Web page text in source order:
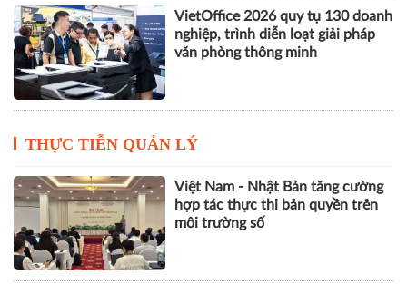
VietOffice 2026 quy tụ 130 doanh
nghiệp, trình diễn loạt giải pháp
văn phòng thông minh
THỰC TIỄN QUẢN LÝ
Việt Nam - Nhật Bản tăng cường
hợp tác thực thi bản quyền trên
môi trường số